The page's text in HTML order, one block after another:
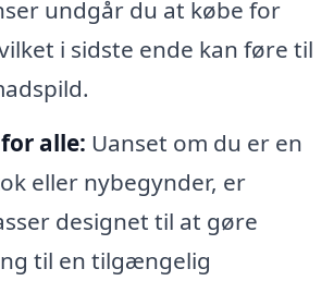
undgår du at købe for
i sidste ende kan føre til
alle: Uanset om du er en
eller nybegynder, er
designet til at gøre
til en tilgængelig